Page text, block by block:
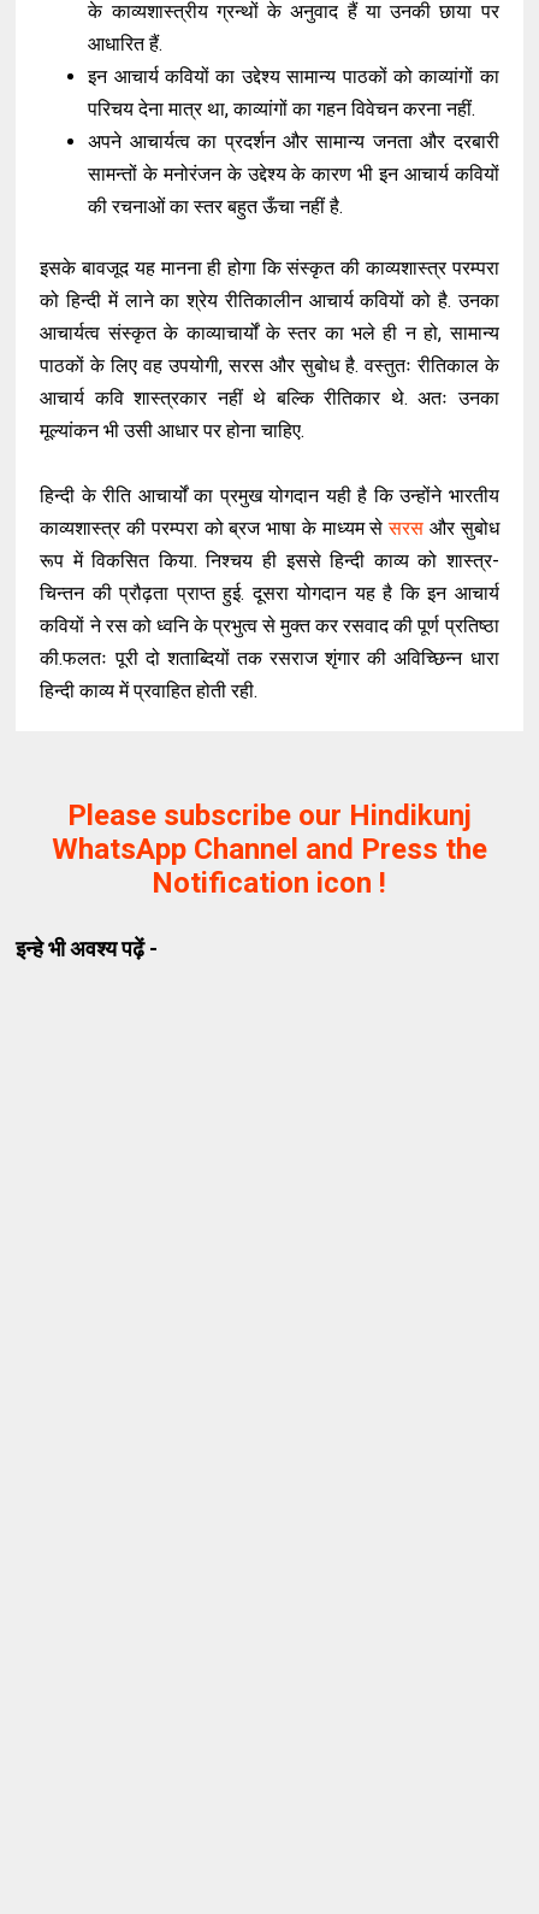
के काव्यशास्त्रीय ग्रन्थों के अनुवाद हैं या उनकी छाया पर
आधारित हैं.
इन आचार्य कवियों का उद्देश्य सामान्य पाठकों को काव्यांगों का
परिचय देना मात्र था, काव्यांगों का गहन विवेचन करना नहीं.
अपने आचार्यत्व का प्रदर्शन और सामान्य जनता और दरबारी
सामन्तों के मनोरंजन के उद्देश्य के कारण भी इन आचार्य कवियों
की रचनाओं का स्तर बहुत ऊँचा नहीं है.
इसके बावजूद यह मानना ही होगा कि संस्कृत की काव्यशास्त्र परम्परा
को हिन्दी में लाने का श्रेय रीतिकालीन आचार्य कवियों को है. उनका
आचार्यत्व संस्कृत के काव्याचार्यों के स्तर का भले ही न हो, सामान्य
पाठकों के लिए वह उपयोगी, सरस और सुबोध है. वस्तुतः रीतिकाल के
आचार्य कवि शास्त्रकार नहीं थे बल्कि रीतिकार थे. अतः उनका
मूल्यांकन भी उसी आधार पर होना चाहिए.
हिन्दी के रीति आचार्यों का प्रमुख योगदान यही है कि उन्होंने भारतीय
काव्यशास्त्र की परम्परा को ब्रज भाषा के माध्यम सेसरस और सुबोध
रूप में विकसित किया. निश्चय ही इससे हिन्दी काव्य को शास्त्र-
चिन्तन की प्रौढ़ता प्राप्त हुई. दूसरा योगदान यह है कि इन आचार्य
कवियों ने रस को ध्वनि के प्रभुत्व से मुक्त कर रसवाद की पूर्ण प्रतिष्ठा
की.फलतः पूरी दो शताब्दियों तक रसराज शृंगार की अविच्छिन्न धारा
हिन्दी काव्य में प्रवाहित होती रही.
Please subscribe our Hindikunj
WhatsApp Channel and Press the
Notification icon !
इन्हे भी अवश्य पढ़ें -